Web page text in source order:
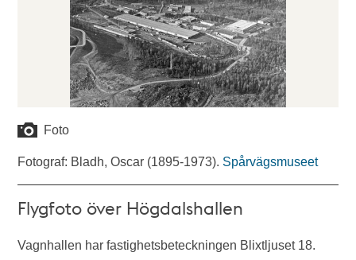
Foto
Fotograf: Bladh, Oscar (1895-1973). Spårvägsmuseet
Flygfoto över Högdalshallen
Vagnhallen har fastighetsbeteckningen Blixtljuset 18.